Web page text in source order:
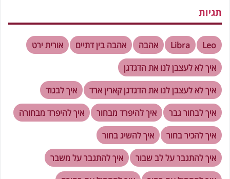
תגיות
Leo
Libra אהבה אהבה בין דתיים
אורית ירט
איך לא לעצבן לנו את הדגדגן
איך לא לעצבן לנו את הדגדגן קארין ארד
איך לבגוד
איך לבחור גבר
איך להיפרד מבחור
איך להיפרד מבחורה
איך להכיר בחור
איך להשיג בחור
איך להתגבר על לב שבור
איך להתגבר על משבר